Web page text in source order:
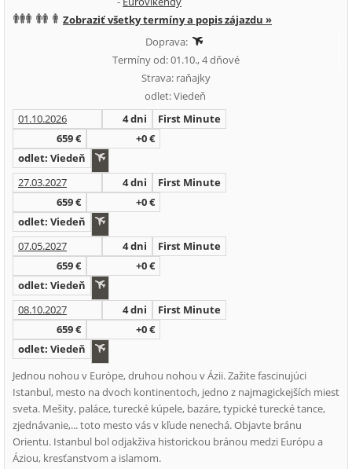
Zobraziť všetky termíny a popis zájazdu »
Doprava:
Termíny od: 01.10., 4 dňové
Strava: raňajky
odlet: Viedeň
01.10.2026
4 dni
First Minute
659 €
+0 €
odlet: Viedeň
27.03.2027
4 dni
First Minute
659 €
+0 €
odlet: Viedeň
07.05.2027
4 dni
First Minute
659 €
+0 €
odlet: Viedeň
08.10.2027
4 dni
First Minute
659 €
+0 €
odlet: Viedeň
Jednou nohou v Európe, druhou nohou v Ázii. Zažite fascinujúci
Istanbul, mesto na dvoch kontinentoch, jedno z najmagickejších miest
sveta. Mešity, paláce, turecké kúpele, bazáre, typické turecké tance,
zjednávanie,... toto mesto vás v kľude nenechá. Objavte bránu
Orientu. Istanbul bol odjakživa historickou bránou medzi Európu a
Áziou, kresťanstvom a islamom.